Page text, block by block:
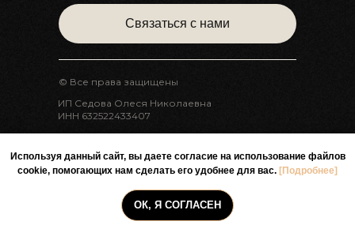
Используя данный сайт, вы даете согласие на использование файлов
cookie, помогающих нам сделать его удобнее для вас. [Подробнее]
ОК, Я СОГЛАСЕН
Связаться с нами
© Все права защищены
ИП Седова Олеся Николаевна
ИНН 632522433407
Публичная оферта
Лицензия на образовательную
Согласие на получение рассылок